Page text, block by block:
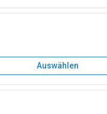
Auswählen